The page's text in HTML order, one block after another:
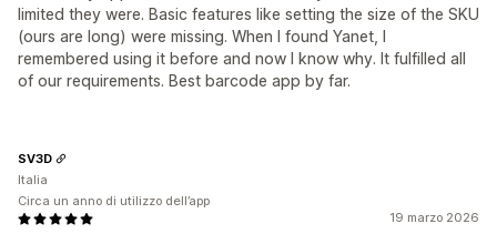
limited they were. Basic features like setting the size of the SKU
(ours are long) were missing. When I found Yanet, I
remembered using it before and now I know why. It fulfilled all
of our requirements. Best barcode app by far.
19 marzo 2026
SV3D
Italia
Circa un anno di utilizzo dell’app